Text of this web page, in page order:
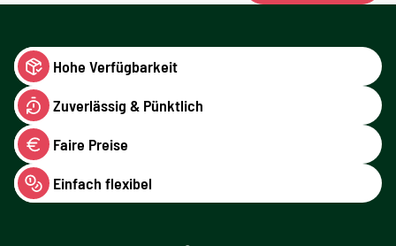
Hohe Verfügbarkeit
Zuverlässig & Pünktlich
Faire Preise
Einfach flexibel